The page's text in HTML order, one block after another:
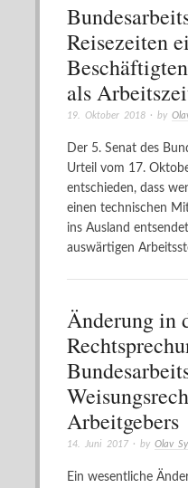
Reisezeiten
als
19. Oktober 2018 · by
Der 5. Senat des
Urteil vom 17.
entschieden, dass
einen technischen
ins Ausland
auswärtigen
Änderung in
Arbeitgebers
14. Juni 2017 · by Olav
Ein wesentliche